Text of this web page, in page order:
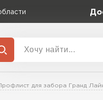
Бренд
для забора Гранд